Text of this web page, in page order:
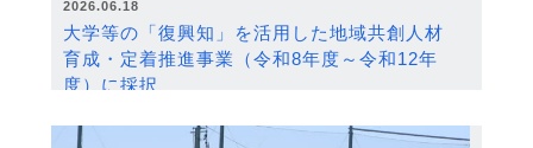
2026.06.18
大学等の「復興知」を活用した地域共創人材
育成・定着推進事業（令和8年度～令和12年
度）に採択